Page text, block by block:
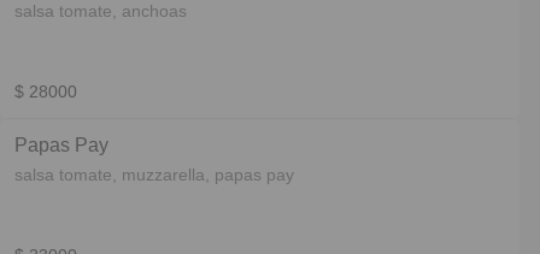
salsa tomate, anchoas
$ 28000
Papas Pay
salsa tomate, muzzarella, papas pay